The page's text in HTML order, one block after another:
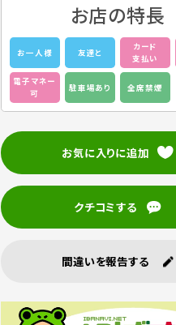
お店の特長
お一人様 友達と
カード
支払い
電子マネー
可
駐車場あり 全席禁煙
お気に入りに追加
クチコミする
間違いを報告する